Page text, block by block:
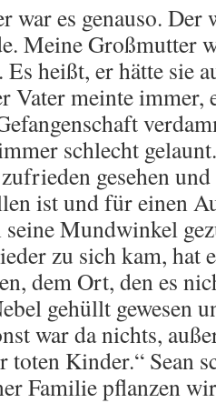
war es genauso. Der
Meine Großmutter
heißt, er hätte sie
Vater meinte immer,
schlecht
gesehen
ist und für einen
Mundwinkel
zu sich kam, hat
dem Ort, den es
gehüllt gewesen
war da nichts,
toten Kinder.“ Sean
Familie pflanzen